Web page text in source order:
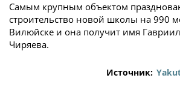
Самым крупным объектом
строительство новой школы на 990
Вилюйске и она получит имя
Чиряева.
Источник: